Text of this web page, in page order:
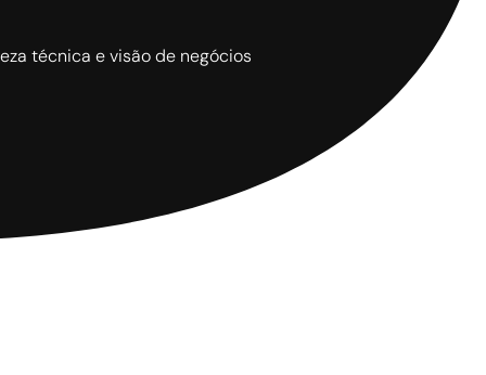
técnica e visão de negócios